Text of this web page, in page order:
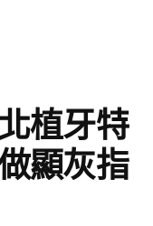
植牙特
顯灰指